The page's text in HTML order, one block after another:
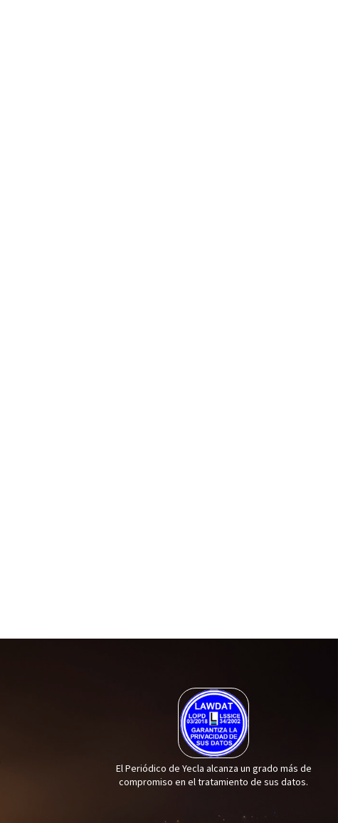
El Periódico de Yecla alcanza un grado más de
compromiso en el tratamiento de sus datos.